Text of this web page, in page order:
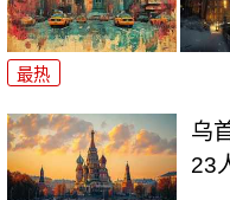
最热
乌
23